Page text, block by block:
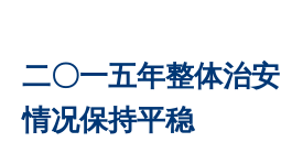
二〇一五年整体治安
情况保持平稳